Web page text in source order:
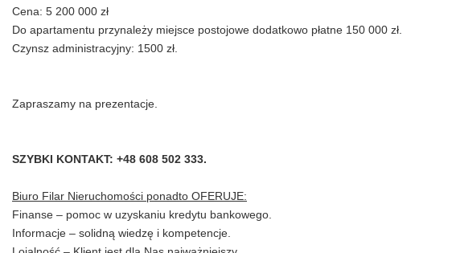
Cena: 5 200 000 zł
Do apartamentu przynależy miejsce postojowe dodatkowo płatne 150 000 zł.
Czynsz administracyjny: 1500 zł.
Zapraszamy na prezentacje.
SZYBKI KONTAKT: +48 608 502 333.
Biuro Filar Nieruchomości ponadto OFERUJE:
Finanse – pomoc w uzyskaniu kredytu bankowego.
Informacje – solidną wiedzę i kompetencje.